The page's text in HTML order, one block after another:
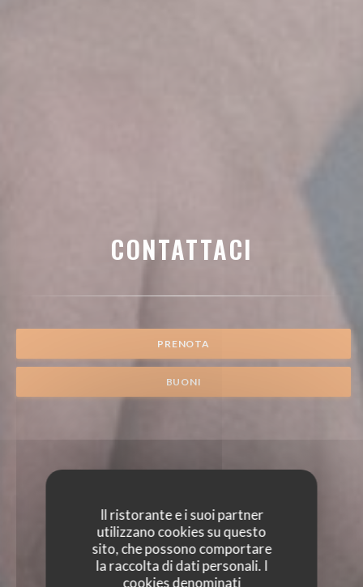
Il ristorante e i suoi partner
utilizzano cookies su questo
sito, che possono comportare
la raccolta di dati personali. I
cookies denominati
CONTATTACI
PRENOTA
BUONI